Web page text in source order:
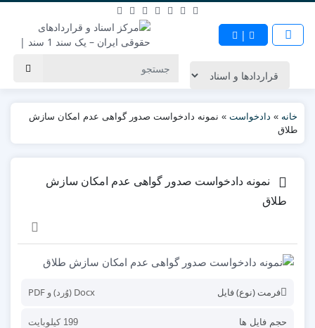
|
خانه » دادخواست » نمونه دادخواست صدور گواهی عدم امکان سازش
طلاق
نمونه دادخواست صدور گواهی عدم امکان سازش
طلاق
فرمت (نوع) فایل Docx (وُرد) و PDF
حجم فایل ها 199 کیلوبایت